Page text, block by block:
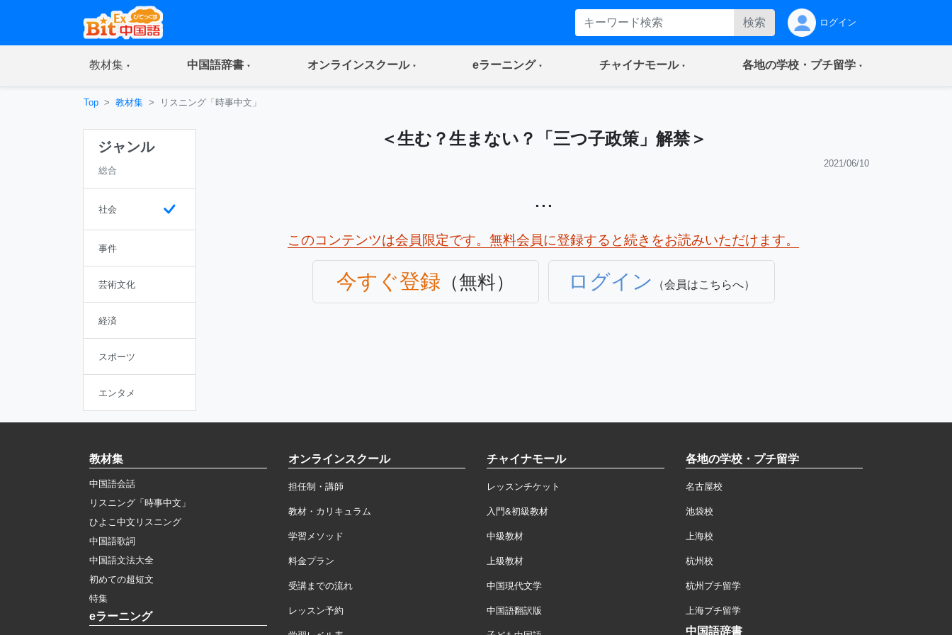
検索 ログイン
教材集(current) 中国語辞書(current) オンラインスクール(current) eラーニング(current) チャイナモール(current) 各地の学校・プチ留学(current)
Top 教材集 リスニング「時事中文」
ジャンル
総合
社会
事件
芸術文化
経済
スポーツ
エンタメ
＜生む？生まない？「三つ子政策」解禁＞
2021/06/10
...
このコンテンツは会員限定です。無料会員に登録すると続きをお読みいただけます。
今すぐ登録 （無料） ログイン （会員はこちらへ）
教材集
中国語会話
リスニング「時事中文」
ひよこ中文リスニング
中国語歌詞
中国語文法大全
初めての超短文
特集
eラーニング
オンラインスクール
担任制・講師
教材・カリキュラム
学習メソッド
料金プラン
受講までの流れ
レッスン予約
チャイナモール
レッスンチケット
入門&初級教材
中級教材
上級教材
中国現代文学
中国語翻訳版
各地の学校・プチ留学
名古屋校
池袋校
上海校
杭州校
杭州プチ留学
上海プチ留学
中国語辞書